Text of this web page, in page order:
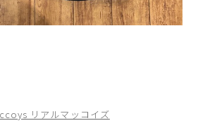
リアルマッコイズ